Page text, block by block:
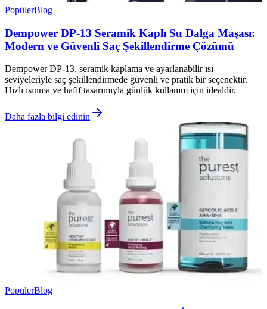
PopülerBlog
Dempower DP-13 Seramik Kaplı Su Dalga Maşası:
Modern ve Güvenli Saç Şekillendirme Çözümü
Dempower DP-13, seramik kaplama ve ayarlanabilir ısı
seviyeleriyle saç şekillendirmede güvenli ve pratik bir seçenektir.
Hızlı ısınma ve hafif tasarımıyla günlük kullanım için idealdir.
Daha fazla bilgi edinin
PopülerBlog